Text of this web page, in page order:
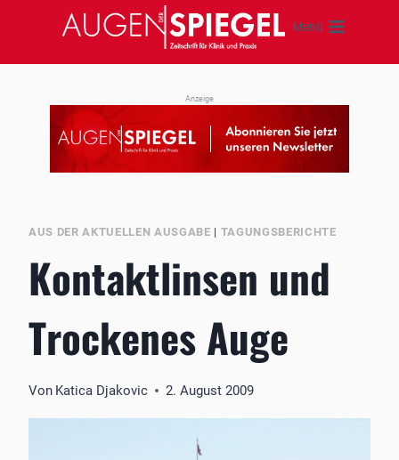
springen
Menü
Anzeige
AUS DER AKTUELLEN AUSGABE | TAGUNGSBERICHTE
Kontaktlinsen und
Trockenes Auge
Von Katica Djakovic 2. August 2009